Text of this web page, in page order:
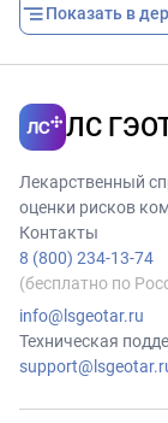
Показать в
ЛС
Лекарственный
оценки рисков
Контакты
8 (800) 234-13-74
(бесплатно по
info@lsgeotar.ru
Техническая